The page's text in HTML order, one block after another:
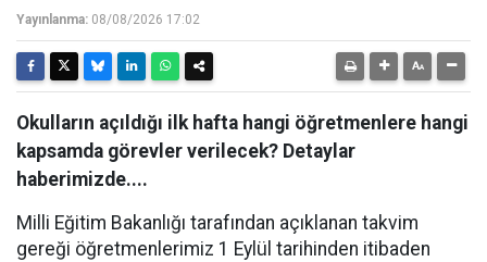
Yayınlanma: 08/08/2026 17:02
Okulların açıldığı ilk hafta hangi öğretmenlere hangi
kapsamda görevler verilecek? Detaylar
haberimizde....
Milli Eğitim Bakanlığı tarafından açıklanan takvim
gereği öğretmenlerimiz 1 Eylül tarihinden itibaden